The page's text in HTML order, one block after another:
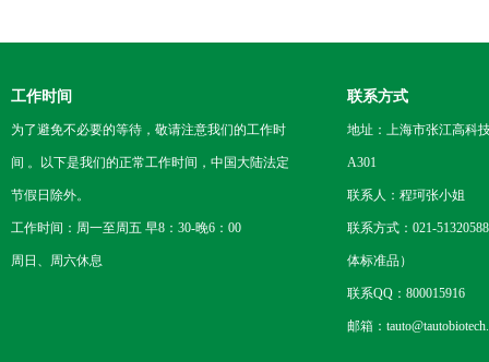
工作时间
为了避免不必要的等待，敬请注意我们的工作时
间 。以下是我们的正常工作时间，中国大陆法定
节假日除外。
工作时间：周一至周五 早8：30-晚6：00
周日、周六休息
联系方式
地址：上海市张江高科
A301
联系人：程珂张小姐
联系方式：021-
体标准品）
联系QQ：800015916
邮箱：